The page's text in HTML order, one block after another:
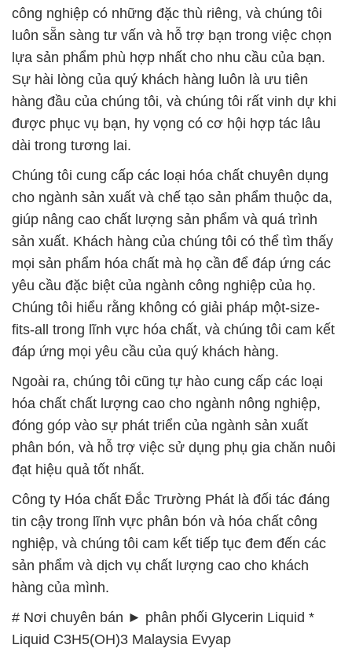
công nghiệp có những đặc thù riêng, và chúng tôi
luôn sẵn sàng tư vấn và hỗ trợ bạn trong việc chọn
lựa sản phẩm phù hợp nhất cho nhu cầu của bạn.
Sự hài lòng của quý khách hàng luôn là ưu tiên
hàng đầu của chúng tôi, và chúng tôi rất vinh dự khi
được phục vụ bạn, hy vọng có cơ hội hợp tác lâu
dài trong tương lai.
Chúng tôi cung cấp các loại hóa chất chuyên dụng
cho ngành sản xuất và chế tạo sản phẩm thuộc da,
giúp nâng cao chất lượng sản phẩm và quá trình
sản xuất. Khách hàng của chúng tôi có thể tìm thấy
mọi sản phẩm hóa chất mà họ cần để đáp ứng các
yêu cầu đặc biệt của ngành công nghiệp của họ.
Chúng tôi hiểu rằng không có giải pháp một-size-
fits-all trong lĩnh vực hóa chất, và chúng tôi cam kết
đáp ứng mọi yêu cầu của quý khách hàng.
Ngoài ra, chúng tôi cũng tự hào cung cấp các loại
hóa chất chất lượng cao cho ngành nông nghiệp,
đóng góp vào sự phát triển của ngành sản xuất
phân bón, và hỗ trợ việc sử dụng phụ gia chăn nuôi
đạt hiệu quả tốt nhất.
Công ty Hóa chất Đắc Trường Phát là đối tác đáng
tin cậy trong lĩnh vực phân bón và hóa chất công
nghiệp, và chúng tôi cam kết tiếp tục đem đến các
sản phẩm và dịch vụ chất lượng cao cho khách
hàng của mình.
# Nơi chuyên bán ► phân phối Glycerin Liquid *
Liquid C3H5(OH)3 Malaysia Evyap